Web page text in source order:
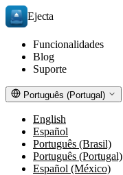
Ejecta
Funcionalidades
Blog
Suporte
Português (Portugal)
English
Español
Português (Brasil)
Português (Portugal)
Español (México)